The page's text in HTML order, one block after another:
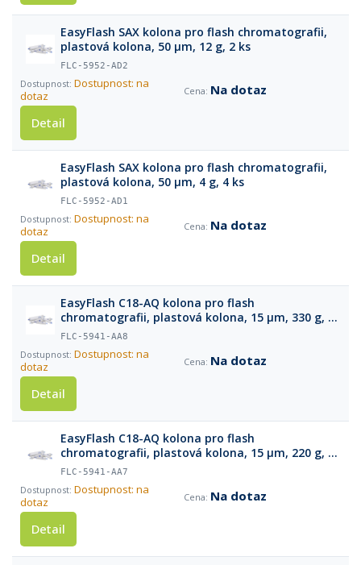
EasyFlash SAX kolona pro flash chromatografii,
plastová kolona, 50 µm, 12 g, 2 ks
FLC-5952-AD2
Dostupnost: na
dotaz
Na dotaz
Detail
EasyFlash SAX kolona pro flash chromatografii,
plastová kolona, 50 µm, 4 g, 4 ks
FLC-5952-AD1
Dostupnost: na
dotaz
Na dotaz
Detail
EasyFlash C18-AQ kolona pro flash
chromatografii, plastová kolona, 15 µm, 330 g, 1
ks
FLC-5941-AA8
Dostupnost: na
dotaz
Na dotaz
Detail
EasyFlash C18-AQ kolona pro flash
chromatografii, plastová kolona, 15 µm, 220 g, 1
ks
FLC-5941-AA7
Dostupnost: na
dotaz
Na dotaz
Detail